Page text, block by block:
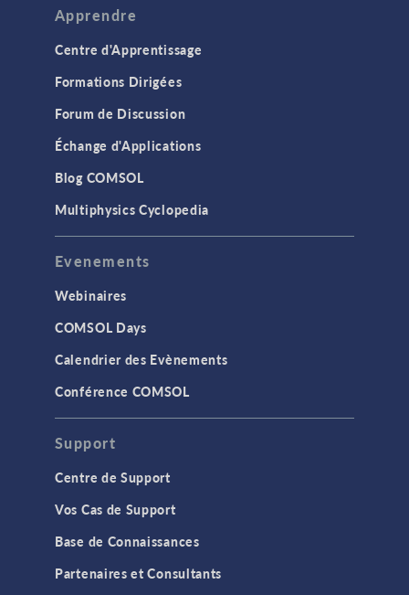
Apprendre
Centre d'Apprentissage
Formations Dirigées
Forum de Discussion
Échange d'Applications
Blog COMSOL
Multiphysics Cyclopedia
Evenements
Webinaires
COMSOL Days
Calendrier des Evènements
Conférence COMSOL
Support
Centre de Support
Vos Cas de Support
Base de Connaissances
Partenaires et Consultants